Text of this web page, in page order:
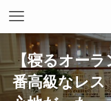
【寝るオーラ
番高級なレス